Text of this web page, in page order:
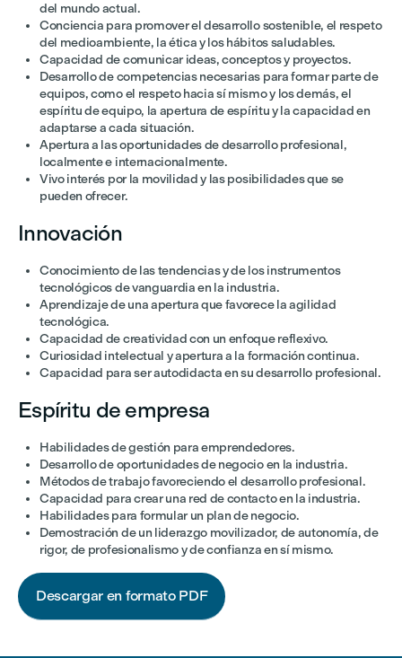
del mundo actual.
Conciencia para promover el desarrollo sostenible, el respeto
del medioambiente, la ética y los hábitos saludables.
Capacidad de comunicar ideas, conceptos y proyectos.
Desarrollo de competencias necesarias para formar parte de
equipos, como el respeto hacia sí mismo y los demás, el
espíritu de equipo, la apertura de espíritu y la capacidad en
adaptarse a cada situación.
Apertura a las oportunidades de desarrollo profesional,
localmente e internacionalmente.
Vivo interés por la movilidad y las posibilidades que se
pueden ofrecer.
Innovación
Conocimiento de las tendencias y de los instrumentos
tecnológicos de vanguardia en la industria.
Aprendizaje de una apertura que favorece la agilidad
tecnológica.
Capacidad de creatividad con un enfoque reflexivo.
Curiosidad intelectual y apertura a la formación continua.
Capacidad para ser autodidacta en su desarrollo profesional.
Espíritu de empresa
Habilidades de gestión para emprendedores.
Desarrollo de oportunidades de negocio en la industria.
Métodos de trabajo favoreciendo el desarrollo profesional.
Capacidad para crear una red de contacto en la industria.
Habilidades para formular un plan de negocio.
Demostración de un liderazgo movilizador, de autonomía, de
rigor, de profesionalismo y de confianza en sí mismo.
Descargar en formato PDF